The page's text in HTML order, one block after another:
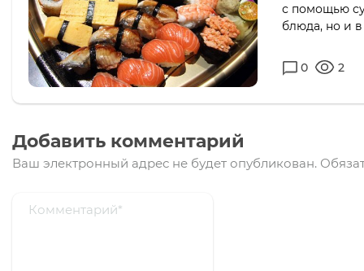
с помощью
блюда, но и
0 2
Добавить комментарий
Ваш электронный адрес не будет опубликован.